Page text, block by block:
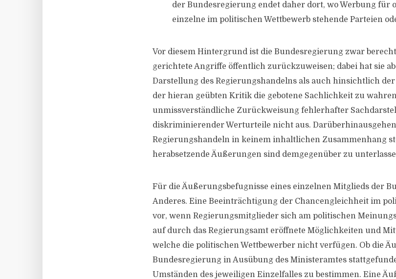
der Bundesregierung endet daher dort, wo Werbung für
einzelne im politischen Wettbewerb stehende Parteien
Vor diesem Hintergrund ist die Bundesregierung zwar
gerichtete Angriffe öffentlich zurückzuweisen; dabei hat sie
Darstellung des Regierungshandelns als auch hinsichtlich
der hieran geübten Kritik die gebotene Sachlichkeit zu
unmissverständliche Zurückweisung fehlerhafter
diskriminierender Werturteile nicht aus.
Regierungshandeln in keinem inhaltlichen Zusammenhang
herabsetzende Äußerungen sind demgegenüber zu
Für die Äußerungsbefugnisse eines einzelnen Mitglieds der
Anderes. Eine Beeinträchtigung der Chancengleichheit im
vor, wenn Regierungsmitglieder sich am politischen
auf durch das Regierungsamt eröffnete Möglichkeiten und
welche die politischen Wettbewerber nicht verfügen. Ob die
Bundesregierung in Ausübung des Ministeramtes
Umständen des jeweiligen Einzelfalles zu bestimmen. Eine